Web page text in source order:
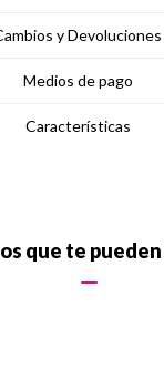
y Devoluciones
Medios de pago
Características
que te